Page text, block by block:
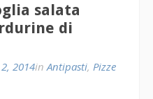
salata
di
2014in Antipasti, Pizze